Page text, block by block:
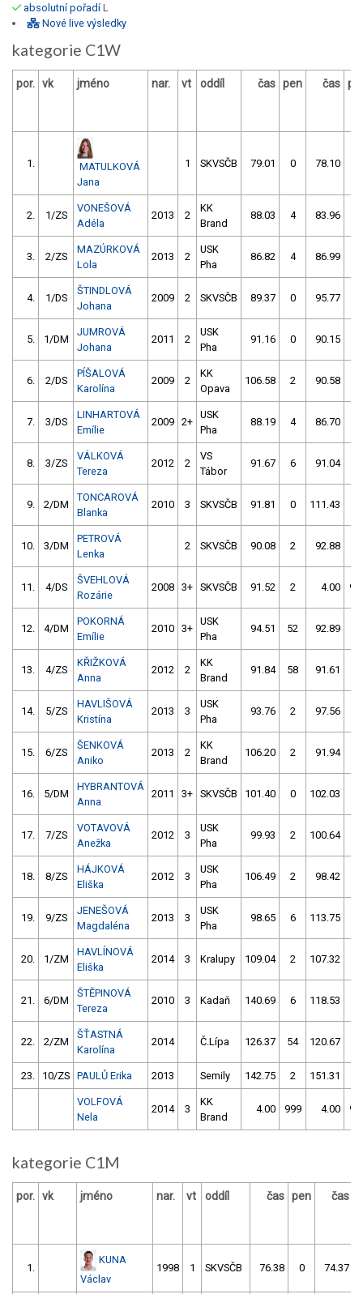
absolutní pořadíL
Nové live výsledky
kategorie C1W
por. vk jméno nar. vt oddíl čas pen čas
1.
MATULKOVÁ
Jana
1 SKVSČB 79.01 0 78.10
2. 1/ZS
VONEŠOVÁ
Adéla
2013 2
KK
Brand
88.03 4 83.96
3. 2/ZS
MAZÚRKOVÁ
Lola
2013 2
USK
Pha
86.82 4 86.99
4. 1/DS
ŠTINDLOVÁ
Johana
2009 2 SKVSČB 89.37 0 95.77
5. 1/DM
JUMROVÁ
Johana
2011 2
USK
Pha
91.16 0 90.15
6. 2/DS
PÍŠALOVÁ
Karolína
2009 2
KK
Opava
106.58 2 90.58
7. 3/DS
LINHARTOVÁ
Emílie
2009 2+
USK
Pha
88.19 4 86.70
8. 3/ZS
VÁLKOVÁ
Tereza
2012 2
VS
Tábor
91.67 6 91.04
9. 2/DM
TONCAROVÁ
Blanka
2010 3 SKVSČB 91.81 0 111.43
10. 3/DM
PETROVÁ
Lenka
2 SKVSČB 90.08 2 92.88
11. 4/DS
ŠVEHLOVÁ
Rozárie
2008 3+ SKVSČB 91.52 2 4.00
12. 4/DM
POKORNÁ
Emílie
2010 3+
USK
Pha
94.51 52 92.89
13. 4/ZS
KŘIŽKOVÁ
Anna
2012 2
KK
Brand
91.84 58 91.61
14. 5/ZS
HAVLIŠOVÁ
Kristína
2013 3
USK
Pha
93.76 2 97.56
15. 6/ZS
ŠENKOVÁ
Aniko
2013 2
KK
Brand
106.20 2 91.94
16. 5/DM
HYBRANTOVÁ
Anna
2011 3+ SKVSČB 101.40 0 102.03
17. 7/ZS
VOTAVOVÁ
Anežka
2012 3
USK
Pha
99.93 2 100.64
18. 8/ZS
HÁJKOVÁ
Eliška
2012 3
USK
Pha
106.49 2 98.42
19. 9/ZS
JENEŠOVÁ
Magdaléna
2013 3
USK
Pha
98.65 6 113.75
20. 1/ZM
HAVLÍNOVÁ
Eliška
2014 3 Kralupy 109.04 2 107.32
21. 6/DM
ŠTĚPINOVÁ
Tereza
2010 3 Kadaň 140.69 6 118.53
22. 2/ZM
ŠŤASTNÁ
Karolína
2014 Č.Lípa 126.37 54 120.67
23. 10/ZS PAULŮ Erika 2013 Semily 142.75 2 151.31
VOLFOVÁ
Nela
2014 3
KK
Brand
4.00 999 4.00
kategorie C1M
por. vk jméno nar. vt oddíl čas pen čas
1.
KUNA
Václav
1998 1 SKVSČB 76.38 0 74.37